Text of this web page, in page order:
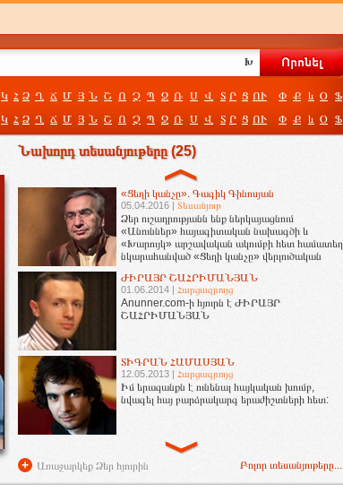
Կ Հ Ձ Ղ Ճ Մ Յ Ն Շ Ո Չ Պ Ջ Ռ Ս Վ Տ Ր Ց ՈՒ Փ Ք և Օ Ֆ
Կ Հ Ձ Ղ Ճ Մ Յ Ն Շ Ո Չ Պ Ջ Ռ Ս Վ Տ Ր Ց ՈՒ Փ Ք և Օ Ֆ
Նախորդ տեսանյութերը (25)
«Ցեղի կանչը». Գագիկ Գինոսյան
05.04.2016 | Տեսանյութ
Ձեր ուշադրությանն ենք ներկայացնում
«Անուններ» հայագիտական նախագծի և
«Խարույկ» արշավական ակումբի հետ համատեղ
նկարահանված «Ցեղի կանչը» վերլուծական
ԺԻՐԱՅՐ ՇԱՀՐԻՄԱՆՅԱՆ
01.06.2014 | Հարցազրույց
Anunner.com-ի հյուրն է ԺԻՐԱՅՐ
ՇԱՀՐԻՄԱՆՅԱՆ
ՏԻԳՐԱՆ ՀԱՄԱՍՅԱՆ
12.05.2013 | Հարցազրույց
Իմ երազանքն է ունենալ հայկական խումբ,
նվագել հայ բարձրակարգ երաժիշտների հետ:
+ Առաջարկեք Ձեր հյուրին Բոլոր տեսանյութերը...